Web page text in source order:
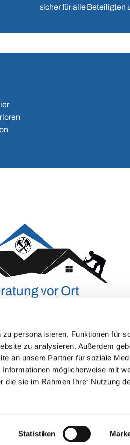
personalisieren, Funktionen für
zu analysieren. Außerdem
an unsere Partner für soziale
möglicherweise mit
die sie im Rahmen Ihrer Nutzung
Statistiken
sicher für alle Beteiligten
vor Ort
Umsetzung Ihres Bauprojekts
4562